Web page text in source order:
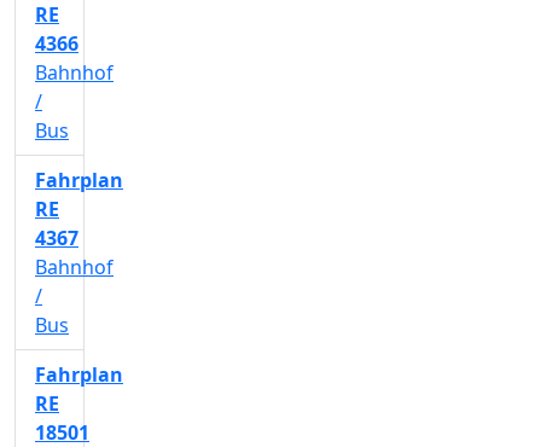
RE
4366
Bahnhof
/
Bus
Fahrplan
RE
4367
Bahnhof
/
Bus
Fahrplan
RE
18501